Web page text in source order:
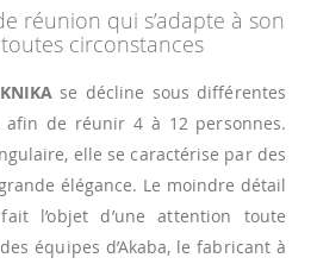
réunion qui s’adapte à son
circonstances
se décline sous différentes
afin de réunir 4 à 12 personnes.
elle se caractérise par des
élégance. Le moindre détail
l’objet d’une attention toute
équipes d’Akaba, le fabricant à